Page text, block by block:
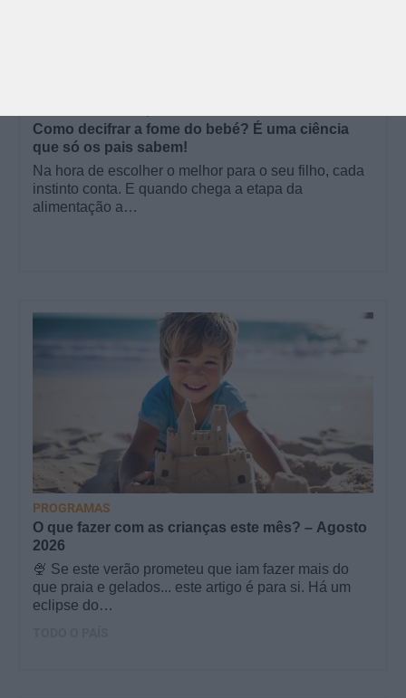
Como decifrar a fome do bebé? É uma ciência
que só os pais sabem!
Na hora de escolher o melhor para o seu filho, cada
instinto conta. E quando chega a etapa da
alimentação a…
O que fazer com as crianças este mês? – Agosto
2026
🍨 Se este verão prometeu que iam fazer mais do
que praia e gelados... este artigo é para si. Há um
eclipse do…
PROGRAMAS